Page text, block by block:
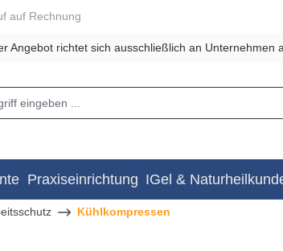
auf Rechnung
Angebot richtet sich ausschließlich an Unternehmen
Praxiseinrichtung IGel &
Kühlkompressen